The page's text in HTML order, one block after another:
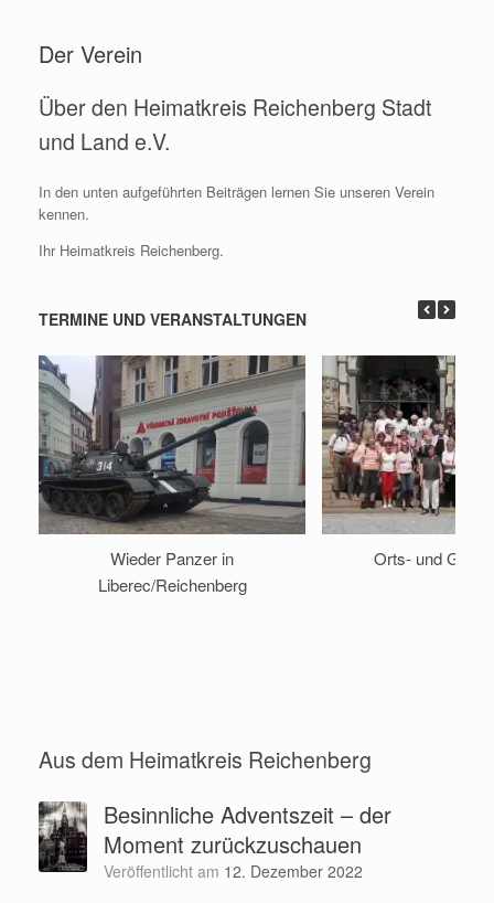
springenDer Verein
Über den Heimatkreis Reichenberg Stadt
und Land e.V.
In den unten aufgeführten Beiträgen lernen Sie unseren Verein
kennen.
Ihr Heimatkreis Reichenberg.
TERMINE UND VERANSTALTUNGEN
Wieder Panzer in
Liberec/Reichenberg
Orts- und
Aus dem Heimatkreis Reichenberg
Besinnliche Adventszeit – der
Moment zurückzuschauen
Veröffentlicht am 12. Dezember 2022